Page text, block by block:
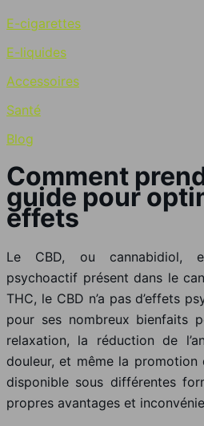
E-cigarettes
E-liquides
Accessoires
Santé
Blog
Comment
guide pour
effets
Le CBD, ou cannabidiol,
psychoactif présent dans le
THC, le CBD n’a pas d’effets
pour ses nombreux bienfaits
relaxation, la réduction de
douleur, et même la promotion
disponible sous différentes
propres avantages et